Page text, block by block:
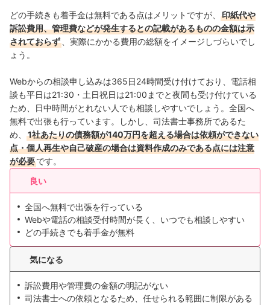
どの手続きも着手金は無料である点はメリットですが、
印紙代や
訴訟費用、管理費などが発生するとの記載があるものの金額は示
されておらず、実際にかかる費用の総額をイメージしづらいでし
ょう。
Webからの相談申し込みは365日24時間受け付けており、電話相
談も平日は21:30・土日祝日は21:00までと夜間も受け付けている
ため、日中時間がとれない人でも相談しやすいでしょう。全国へ
無料で出張も行っています。しかし、司法書士事務所であるた
め、
1社あたりの債務額が140万円を超える場合は依頼ができない
点・個人再生や自己破産の場合は資料作成のみである点には注意
が必要です。
良い
全国へ無料で出張を行っている
Webや電話の相談受付時間が長く、いつでも相談しやすい
どの手続きでも着手金が無料
気になる
訴訟費用や管理費の金額の明記がない
司法書士への依頼となるため、任せられる範囲に制限がある